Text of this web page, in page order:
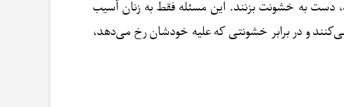
دست به خشونت بزنند. این مسئله فقط به زنان آسیب
و در برابر خشونتی که علیه خودشان رخ می‌دهد،